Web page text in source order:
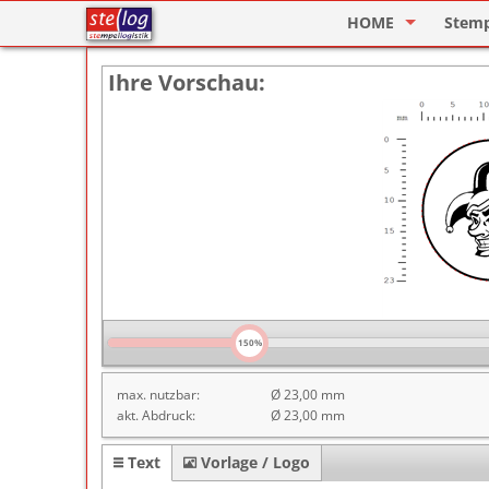
HOME
Stempel Designer
ImageCard Designer
Ihre Vorschau:
150%
max. nutzbar:
Ø 23,00 mm
akt. Abdruck:
Ø 23,00 mm
Text Vorlage / Logo